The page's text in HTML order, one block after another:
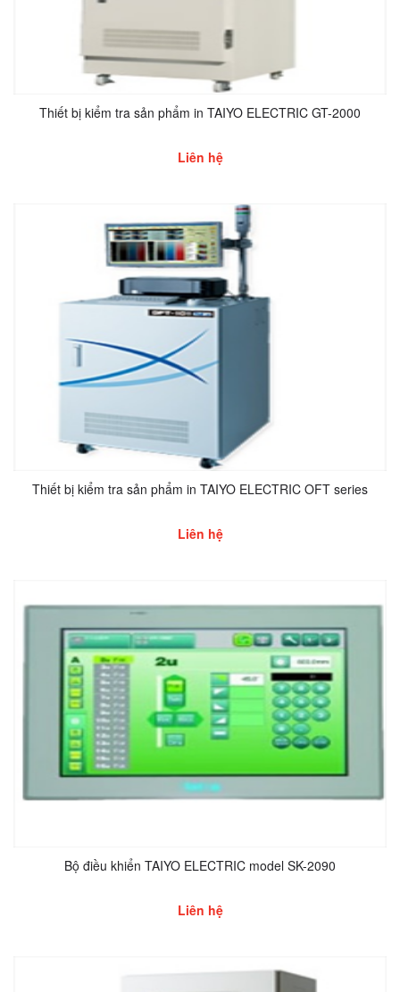
Thiết bị kiểm tra sản phẩm in TAIYO ELECTRIC GT-2000
Liên hệ
Thiết bị kiểm tra sản phẩm in TAIYO ELECTRIC OFT series
Liên hệ
Bộ điều khiển TAIYO ELECTRIC model SK-2090
Liên hệ